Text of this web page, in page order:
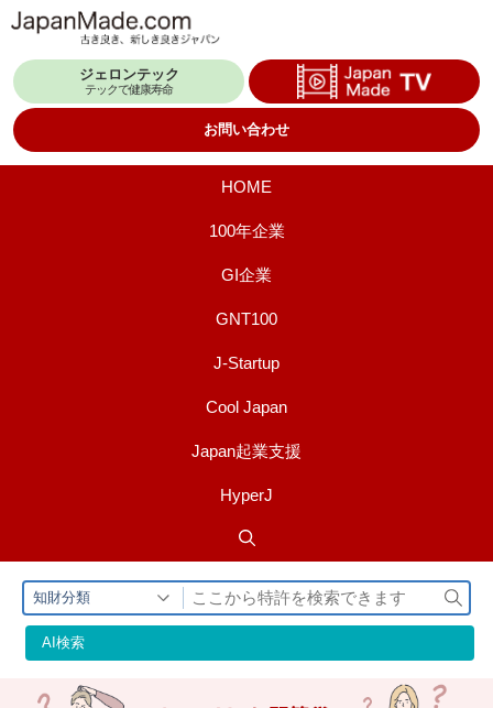
テ
ジェロンテック
テックで健康寿命
お問い合わせ
HOME
100年企業
GI企業
GNT100
J-Startup
Cool Japan
Japan起業支援
HyperJ
知財分類
検
索
AI検索